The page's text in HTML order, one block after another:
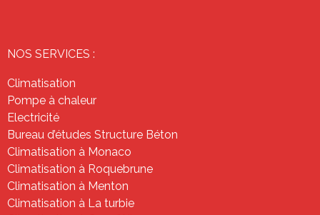
NOS SERVICES :
Climatisation
Pompe à chaleur
Electricité
Bureau d’études Structure Béton
Climatisation à Monaco
Climatisation à Roquebrune
Climatisation à Menton
Climatisation à La turbie